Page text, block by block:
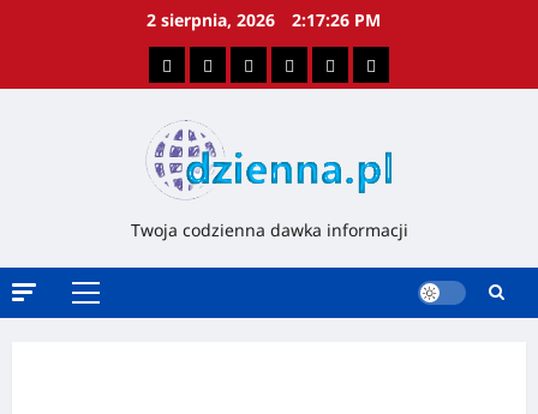
2 sierpnia, 2026 2:17:27 PM
Twoja codzienna dawka informacji